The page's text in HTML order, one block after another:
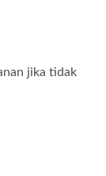
jika tidak